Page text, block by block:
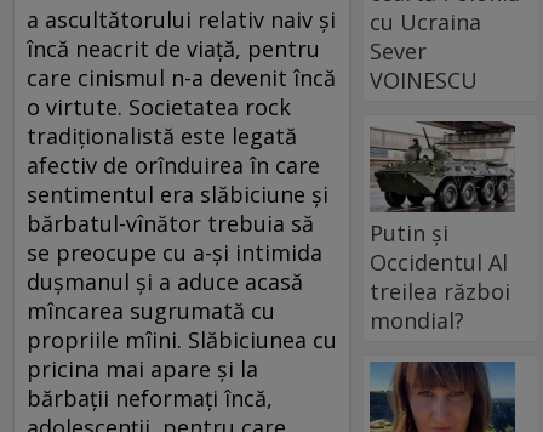
a ascultătorului relativ naiv şi
încă neacrit de viaţă, pentru
care cinismul n-a devenit încă
o virtute. Societatea rock
tradiţionalistă este legată
afectiv de orînduirea în care
sentimentul era slăbiciune şi
bărbatul-vînător trebuia să
se preocupe cu a-şi intimida
duşmanul şi a aduce acasă
mîncarea sugrumată cu
propriile mîini. Slăbiciunea cu
pricina mai apare şi la
bărbaţii neformaţi încă,
cu Ucraina
Sever
VOINESCU
Putin și
Occidentul Al
treilea război
mondial?